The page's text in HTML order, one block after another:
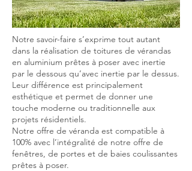
Notre savoir-faire s’exprime tout autant
dans la réalisation de toitures de vérandas
en aluminium prêtes à poser avec inertie
par le dessous qu’avec inertie par le dessus.
Leur différence est principalement
esthétique et permet de donner une
touche moderne ou traditionnelle aux
projets résidentiels.
Notre offre de véranda est compatible à
100% avec l’intégralité de notre offre de
fenêtres, de portes et de baies coulissantes
prêtes à poser.